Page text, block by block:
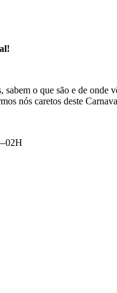
sabem o que são e de
nós caretos deste